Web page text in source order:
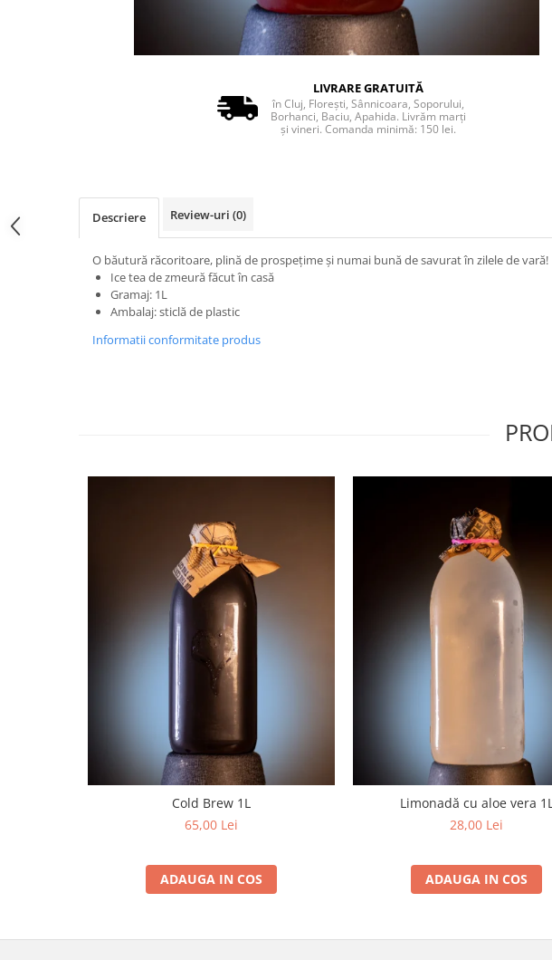
LIVRARE GRATUITĂ
în Cluj, Florești, Sânnicoara, Soporului,
Borhanci, Baciu, Apahida. Livrăm marți
și vineri. Comanda minimă: 150 lei.
Descriere Review-uri (0)
O băutură răcoritoare, plină de prospețime și numai bună de savurat în zilele de vară!
Ice tea de zmeură făcut în casă
Gramaj: 1L
Ambalaj: sticlă de plastic
Informatii conformitate produs
Cold Brew 1L
65,00 Lei
ADAUGA IN COS
Limonadă cu aloe vera
28,00 Lei
ADAUGA IN COS